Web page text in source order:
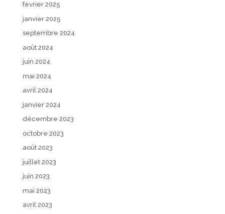
février 2025
janvier 2025
septembre 2024
août 2024
juin 2024
mai 2024
avril 2024
janvier 2024
décembre 2023
octobre 2023
août 2023
juillet 2023
juin 2023
mai 2023
avril 2023